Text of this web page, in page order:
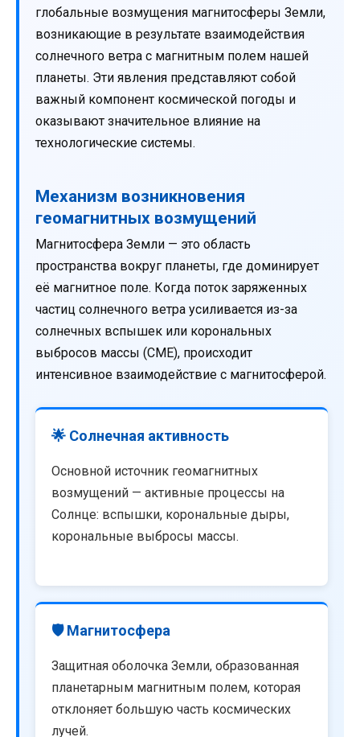
глобальные возмущения магнитосферы Земли,
возникающие в результате взаимодействия
солнечного ветра с магнитным полем нашей
планеты. Эти явления представляют собой
важный компонент космической погоды и
оказывают значительное влияние на
технологические системы.
Механизм возникновения
геомагнитных возмущений
Магнитосфера Земли — это область
пространства вокруг планеты, где доминирует
её магнитное поле. Когда поток заряженных
частиц солнечного ветра усиливается из-за
солнечных вспышек или корональных
выбросов массы (CME), происходит
интенсивное взаимодействие с магнитосферой.
🌟 Солнечная активность
Основной источник геомагнитных
возмущений — активные процессы на
Солнце: вспышки, корональные дыры,
корональные выбросы массы.
🛡️ Магнитосфера
Защитная оболочка Земли, образованная
планетарным магнитным полем, которая
отклоняет большую часть космических
лучей.